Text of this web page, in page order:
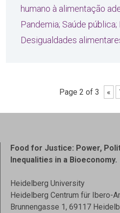
humano à alimentação
Pandemia; Saúde
Desigualdades
Page 2 of 3 «
Food for Justice: Power,
Inequalities in a Bioeconomy.
Heidelberg University
Heidelberg Centrum für Ibero-
Brunnengasse 1, 69117